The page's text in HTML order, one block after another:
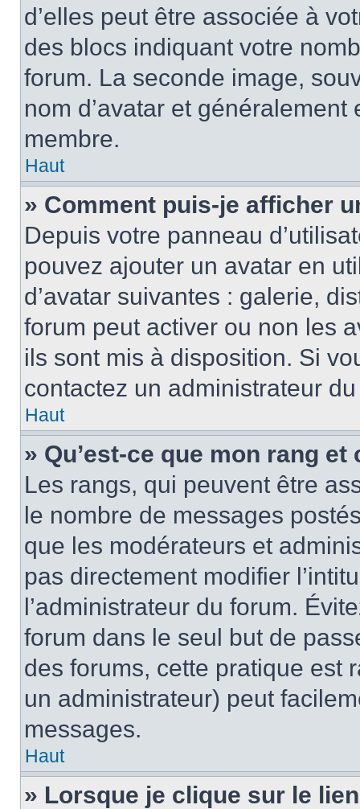
d’elles peut être associée à
des blocs indiquant votre
forum. La seconde image,
nom d’avatar et
membre.
Haut
» Comment puis-je afficher
Depuis votre panneau
pouvez ajouter un avatar en
d’avatar suivantes : galerie,
forum peut activer ou non les
ils sont mis à disposition. Si
contactez un administrateur
Haut
» Qu’est-ce que mon rang
Les rangs, qui peuvent être
le nombre de messages
que les modérateurs et
pas directement modifier
l’administrateur du forum.
forum dans le seul but de
des forums, cette pratique est
un administrateur) peut
messages.
Haut
» Lorsque je clique sur le